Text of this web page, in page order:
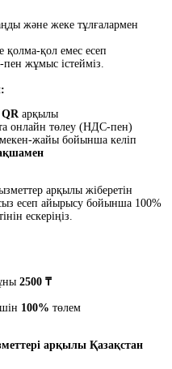
және жеке тұлғалармен
қолма-қол емес есеп
жұмыс істейміз.
арқылы
онлайн төлеу (НДС-пен)
жайы бойынша келіп
арқылы жіберетін
есеп айырысу бойынша 100%
ескеріңіз.
2500 ₸
100% төлем
арқылы Қазақстан